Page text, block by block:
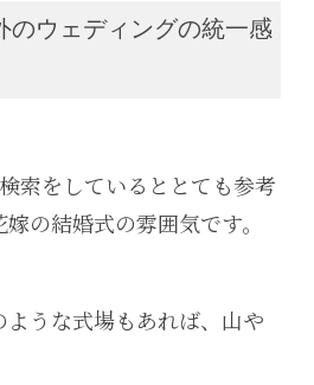
のウェディングの統一感
索をしているととても参考
の結婚式の雰囲気です。
ような式場もあれば、山や